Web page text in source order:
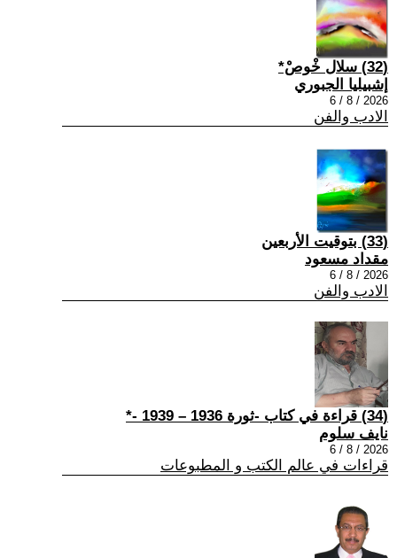
(32) سلال خْوصْ*
إشبيليا الجبوري
2026 / 8 / 6
الادب والفن
(33) بتوقيت الأربعين
مقداد مسعود
2026 / 8 / 6
الادب والفن
(34) قراءة في كتاب -ثورة 1936 – 1939 -*
نايف سلوم
2026 / 8 / 6
قراءات في عالم الكتب و المطبوعات